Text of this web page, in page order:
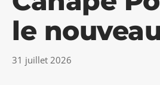
le
31 juillet 2026